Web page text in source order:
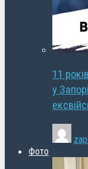
11
у
Фото